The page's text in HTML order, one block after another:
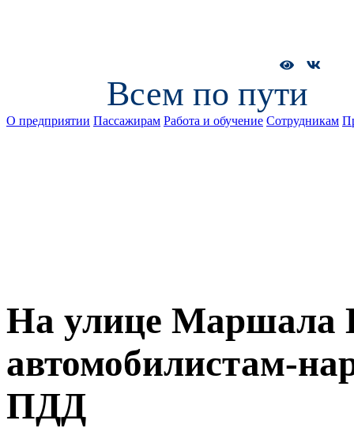
Всем по пути
О предприятии Пассажирам Работа и обучение Сотрудникам
На улице Маршала
автомобилистам-
ПДД